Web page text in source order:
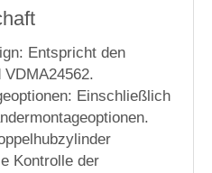
Entspricht den
Einschließlich
Kontrolle der